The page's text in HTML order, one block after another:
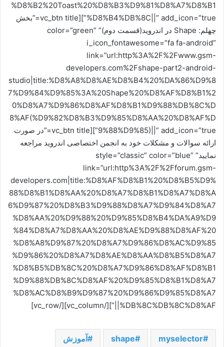
%D8%B2%20Toast%20%D8%B3%D9%81%D8%A7%D8%B1
%D8%B4%DB%8C||” add_icon=”true”][vc_btn title=”بخش
چهلم: Shape در اندروید(قسمت دوم)” color=”green”
i_icon_fontawesome=”fa fa-android”
link=”url:http%3A%2F%2Fwww.gsm-
developers.com%2Fshape-part2-android-
studio|title:%D8%A8%D8%AE%D8%B4%20%DA%86%D9%8
7%D9%84%D9%85%3A%20Shape%20%D8%AF%D8%B1%2
0%D8%A7%D9%86%D8%AF%D8%B1%D9%88%DB%8C%D
8%AF(%D9%82%D8%B3%D9%85%D8%AA%20%D8%AF%D
9%88%D9%85)||” add_icon=”true”][vc_btn title=”در صورت
ارائه سوالات و مشکلات خود به انجمن اختصاصی اندروید مراجعه
نمایید” style=”classic” color=”blue”
link=”url:http%3A%2F%2Fforum.gsm-
developers.com|title:%D8%AF%D8%B1%20%D8%B5%D9%
88%D8%B1%D8%AA%20%D8%A7%D8%B1%D8%A7%D8%A
6%D9%87%20%D8%B3%D9%88%D8%A7%D9%84%D8%A7
%D8%AA%20%D9%88%20%D9%85%D8%B4%DA%A9%D9
%84%D8%A7%D8%AA%20%D8%AE%D9%88%D8%AF%20
%D8%A8%D9%87%20%D8%A7%D9%86%D8%AC%D9%85
%D9%86%20%D8%A7%D8%AE%D8%AA%D8%B5%D8%A7
%D8%B5%DB%8C%20%D8%A7%D9%86%D8%AF%D8%B1
%D9%88%DB%8C%D8%AF%20%D9%85%D8%B1%D8%A7
%D8%AC%D8%B9%D9%87%20%D9%86%D9%85%D8%A7
%DB%8C%DB%8C%D8%AF||”][/vc_column][/vc_row]
myselector
shape آموزش